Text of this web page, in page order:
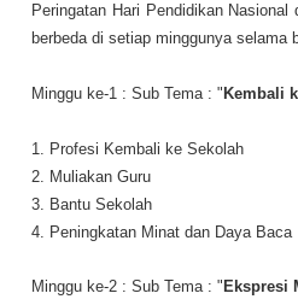
Peringatan Hari Pendidikan
berbeda di setiap minggunya selama
Minggu ke-1 : Sub Tema : " Kembali
1. Profesi Kembali ke Sekolah
2. Muliakan Guru
3. Bantu Sekolah
4. Peningkatan Minat dan Daya Baca
Minggu ke-2 : Sub Tema : " Ekspresi